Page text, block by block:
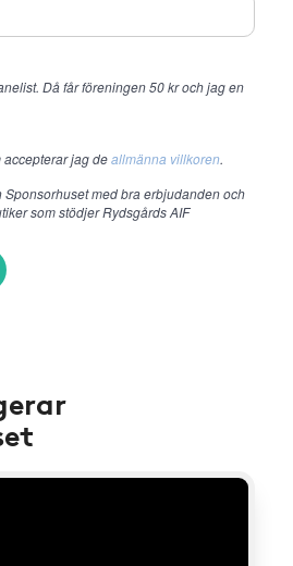
Då får föreningen 50 kr och jag en
jag deallmänna villkoren.
Sponsorhuset med bra erbjudanden och
som stödjer Rydsgårds AIF